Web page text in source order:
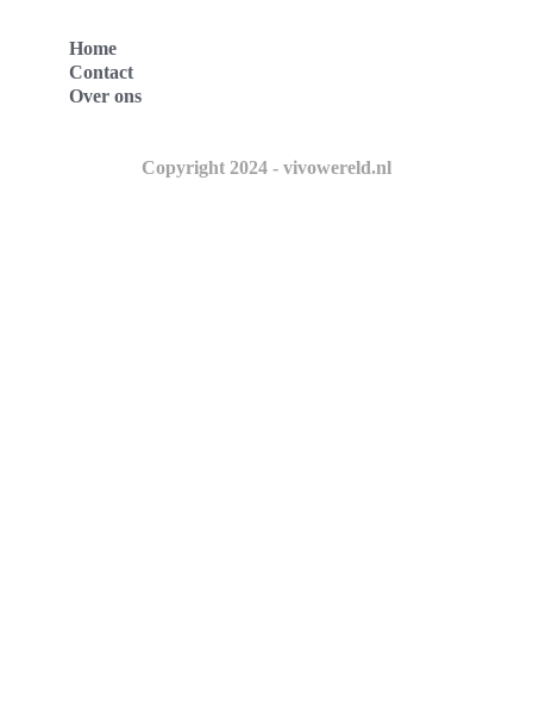
Home
Contact
Over ons
Copyright 2024 - vivowereld.nl